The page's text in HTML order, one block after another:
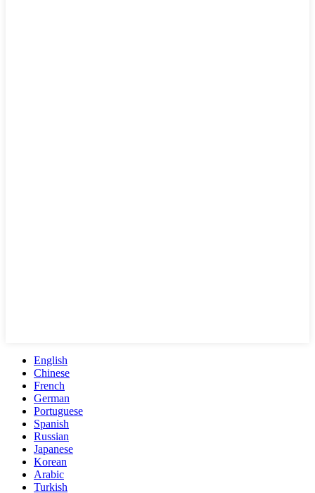
English
Chinese
French
German
Portuguese
Spanish
Russian
Japanese
Korean
Arabic
Turkish